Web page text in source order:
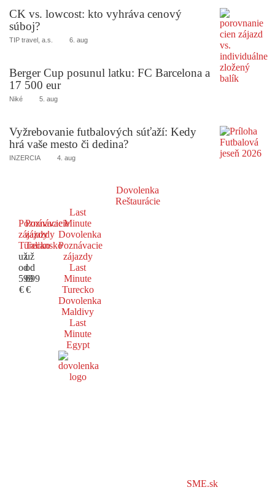
CK vs. lowcost: kto vyhráva cenový
súboj?
TIP travel, a.s. 6. aug
Berger Cup posunul latku: FC Barcelona a
17 500 eur
Niké 5. aug
Vyžrebovanie futbalových súťaží: Kedy
hrá vaše mesto či dedina?
INZERCIA 4. aug
Dovolenka
Reštaurácie
Poznávacie
zájazdy
Turecko
už
od
599
€
Poznávacie
zájazdy
Taliansko
už
od
699
€
Last
Minute
Dovolenka
Poznávacie
zájazdy
Last
Minute
Turecko
Dovolenka
Maldivy
Last
Minute
Egypt
SME.sk